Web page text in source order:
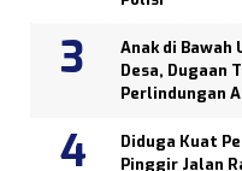
Anak di Bawah
Desa, Dugaan
Perlindungan
Diduga Kuat
Pinggir Jalan